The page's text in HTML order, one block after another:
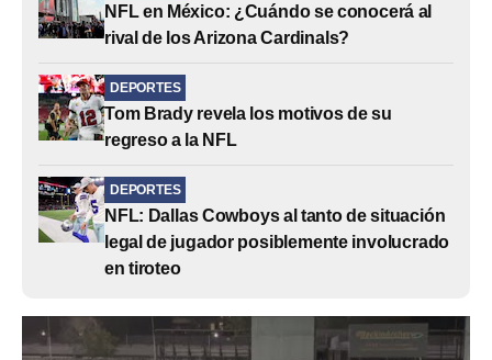
NFL en México: ¿Cuándo se conocerá al
rival de los Arizona Cardinals?
DEPORTES
Tom Brady revela los motivos de su
regreso a la NFL
DEPORTES
NFL: Dallas Cowboys al tanto de situación
legal de jugador posiblemente involucrado
en tiroteo